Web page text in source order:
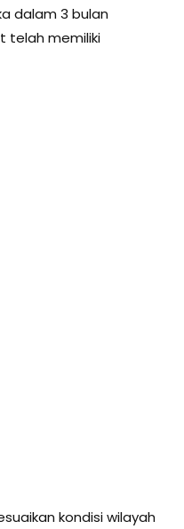
dalam 3 bulan
telah memiliki
kondisi wilayah